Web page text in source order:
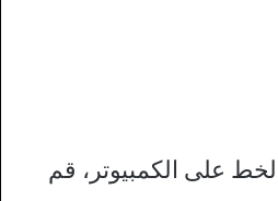
على الكمبيوتر، قم